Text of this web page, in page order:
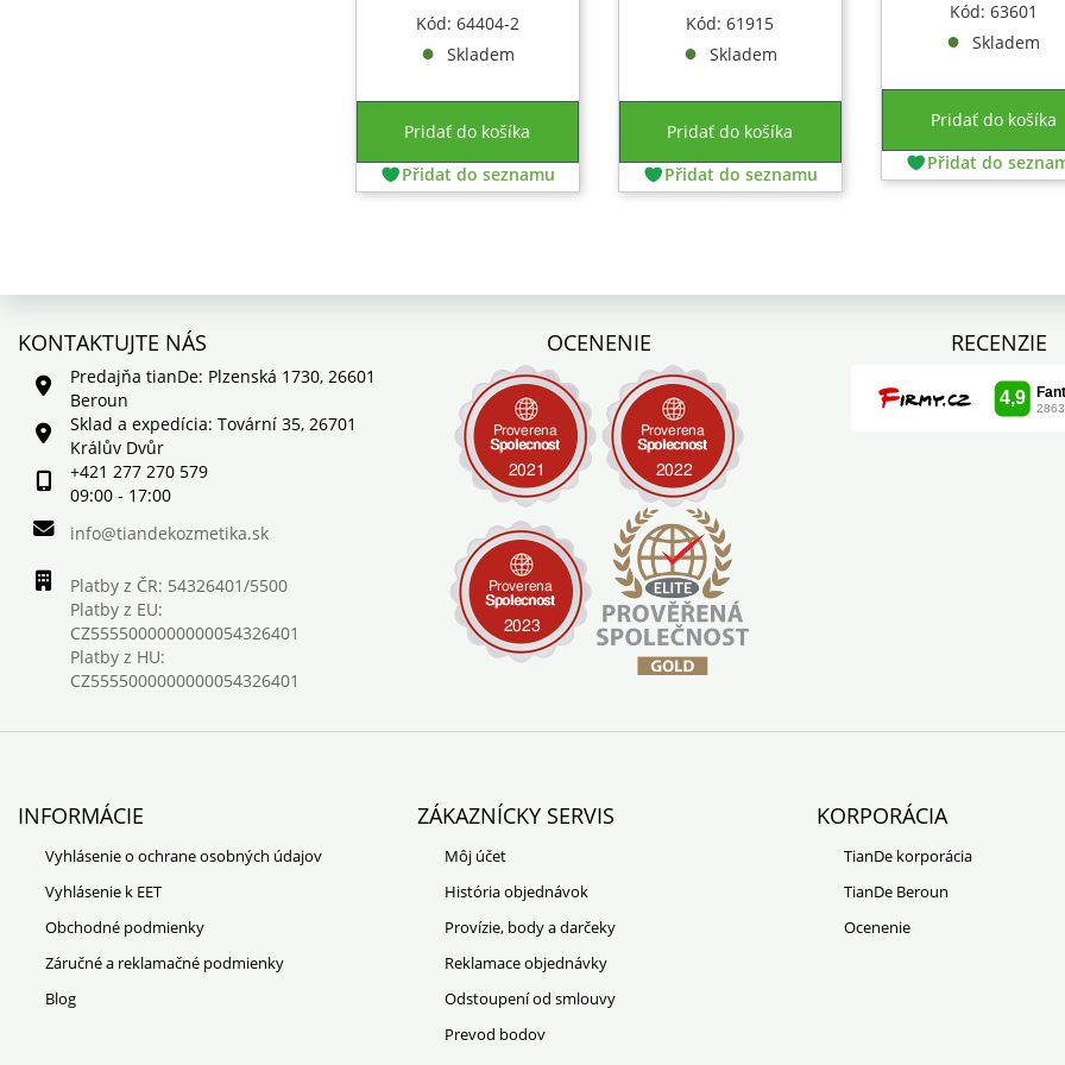
Kód: 64404-2
Skladem
Pridať do košíka
Přidat do seznamu
Kód: 61915
Skladem
Pridať do košíka
Přidat do seznamu
Kód: 63601
Skladem
Pridať do košíka
Přidat do
KONTAKTUJTE NÁS
Predajňa tianDe: Plzenská 1730, 26601
Beroun
Sklad a expedícia: Tovární 35, 26701
Králův Dvůr
+421 277 270 579
09:00 - 17:00
info@tiandekozmetika.sk
Platby z ČR: 54326401/5500
Platby z EU:
CZ5555000000000054326401
Platby z HU:
CZ5555000000000054326401
OCENENIE RECENZIE
INFORMÁCIE
Vyhlásenie o ochrane osobných údajov
Vyhlásenie k EET
Obchodné podmienky
Záručné a reklamačné podmienky
Blog
ZÁKAZNÍCKY SERVIS
Môj účet
História objednávok
Provízie, body a darčeky
Reklamace objednávky
Odstoupení od smlouvy
Prevod bodov
KORPORÁCIA
TianDe korporácia
TianDe Beroun
Ocenenie